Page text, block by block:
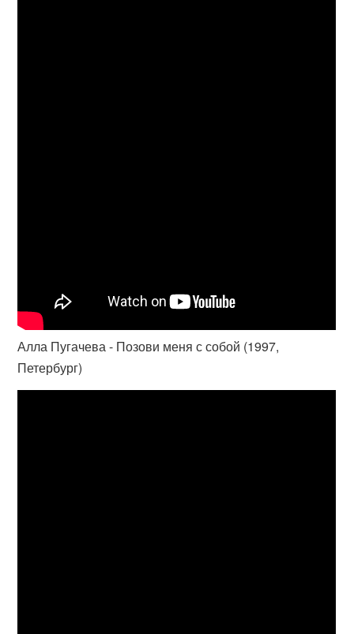
Алла Пугачева - Позови меня с собой (1997,
Петербург)